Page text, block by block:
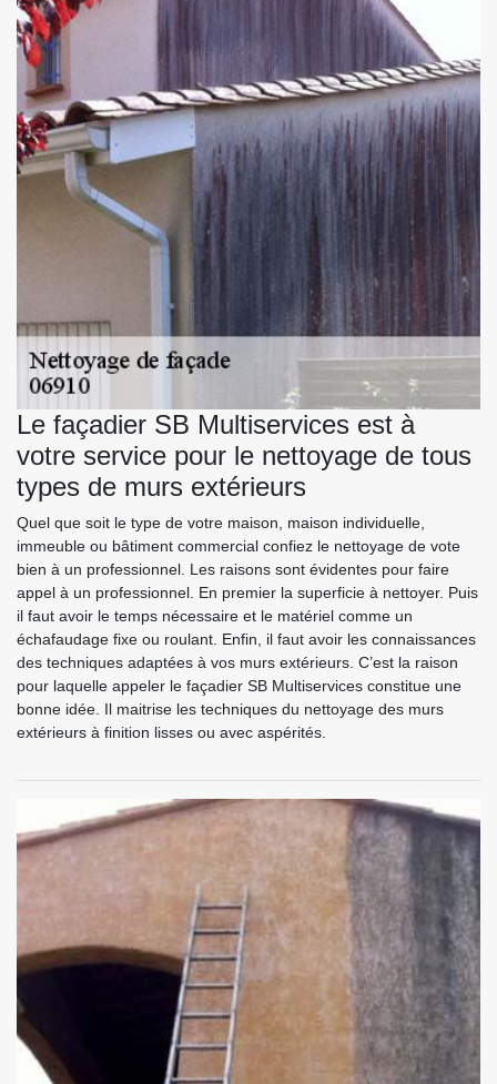
Le façadier SB Multiservices est à
votre service pour le nettoyage de tous
types de murs extérieurs
Quel que soit le type de votre maison, maison individuelle,
immeuble ou bâtiment commercial confiez le nettoyage de vote
bien à un professionnel. Les raisons sont évidentes pour faire
appel à un professionnel. En premier la superficie à nettoyer. Puis
il faut avoir le temps nécessaire et le matériel comme un
échafaudage fixe ou roulant. Enfin, il faut avoir les connaissances
des techniques adaptées à vos murs extérieurs. C’est la raison
pour laquelle appeler le façadier SB Multiservices constitue une
bonne idée. Il maitrise les techniques du nettoyage des murs
extérieurs à finition lisses ou avec aspérités.